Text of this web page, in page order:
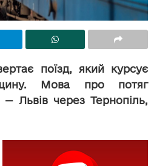
поїзд, який курсує
Мова про потяг
Львів через Тернопіль,